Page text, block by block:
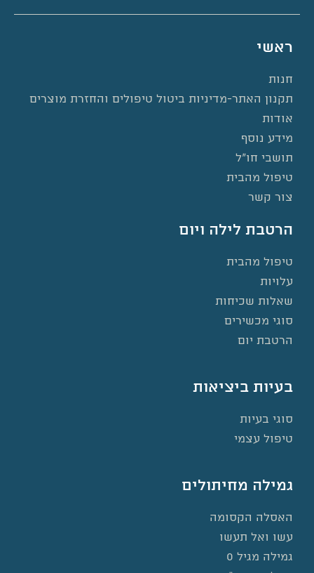
ראשי
חנות
תקנון האתר-מדיניות ביטול טיפולים והחזרת מוצרים
אודות
מידע נוסף
תושבי חו”ל
טיפול מהבית
צור קשר
הרטבת לילה ויום
טיפול מהבית
עלויות
שאלות שכיחות
סוגי מכשירים
הרטבת יום
בעיות ביציאות
סוגי בעיות
טיפול עצמי
גמילה מחיתולים
האסלה הקסומה
עשו ואל תעשו
גמילה מגיל 0